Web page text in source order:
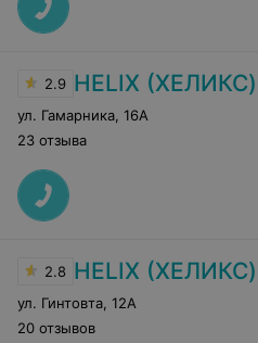
2.9 HELIX (ХЕЛИКС)
ул. Гамарника 16А
23 отзыва
2.8 HELIX (ХЕЛИКС)
ул. Гинтовта, 12А
20 отзывов